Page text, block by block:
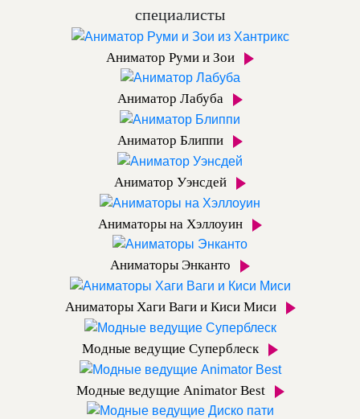
специалисты
Аниматор Руми и Зои
Аниматор Лабуба
Аниматор Блиппи
Аниматор Уэнсдей
Аниматоры на Хэллоуин
Аниматоры Энканто
Аниматоры Хаги Ваги и Киси Миси
Модные ведущие Суперблеск
Модные ведущие Animator Best